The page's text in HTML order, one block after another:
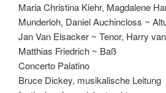
Maria Christina Kiehr, Magdalene
Munderloh, Daniel Auchincloss ~
Jan Van Elsacker ~ Tenor, Harry
Matthias Friedrich ~ Baß
Concerto Palatino
Bruce Dickey, musikalische Leitung